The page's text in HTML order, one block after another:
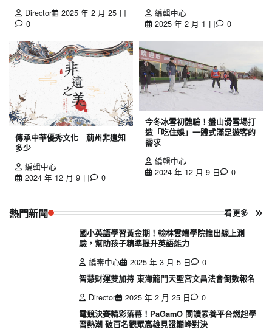
Director
2025 年 2 月 25 日
0
編輯中心
2025 年 2 月 1 日
0
傳承中華優秀文化 薊州非遺知
多少
編輯中心
2024 年 12 月 9 日
0
今冬冰雪初體驗！盤山滑雪場打
造「吃住娛」一體式滿足遊客的
需求
編輯中心
2024 年 12 月 9 日
0
熱門新聞 看更多
國小英語學習黃金期！翰林雲端學院推出線上測
驗，幫助孩子精準提升英語能力
編審中心
2025 年 3 月 5 日
0
智慧財運雙加持 東海龍門天聖宮文昌法會倒數報名
Director
2025 年 2 月 25 日
0
電競決賽精彩落幕！PaGamO 閱讀素養平台燃起學
習熱潮 破百名觀眾高雄見證巔峰對決